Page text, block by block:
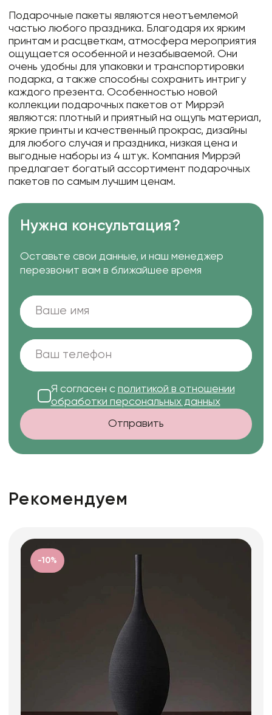
Подарочные пакеты являются неотъемлемой
частью любого праздника. Благодаря их ярким
принтам и расцветкам, атмосфера мероприятия
ощущается особенной и незабываемой. Они
очень удобны для упаковки и транспортировки
подарка, а также способны сохранить интригу
каждого презента. Особенностью новой
коллекции подарочных пакетов от Миррэй
являются: плотный и приятный на ощупь материал,
яркие принты и качественный прокрас, дизайны
для любого случая и праздника, низкая цена и
выгодные наборы из 4 штук. Компания Миррэй
предлагает богатый ассортимент подарочных
пакетов по самым лучшим ценам.
Нужна консультация?
Оставьте свои данные, и наш менеджер
перезвонит вам в ближайшее время
Я согласен с политикой в отношении
обработки персональных данных
Отправить
Рекомендуем
-10%